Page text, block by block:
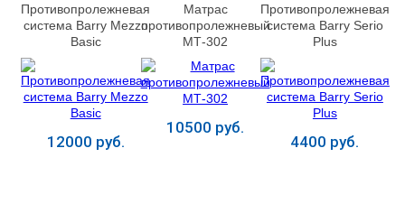
Противопролежневая
система Barry Mezzo
Basic
12000 руб.
Матрас
противопролежневый
МТ-302
10500 руб.
Противопролежневая
система Barry Serio
Plus
4400 руб.